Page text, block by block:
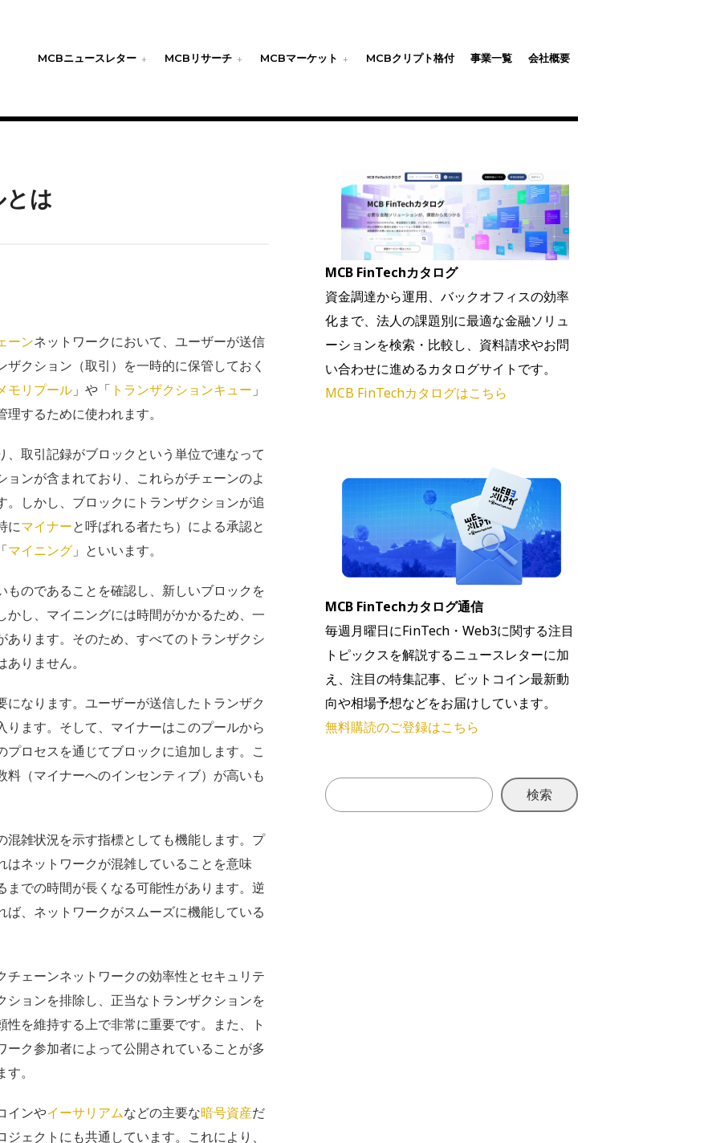
MCBニュースレター MCBリサーチ MCBマーケット MCBクリプト格付 事業一覧 会社概要
とは
ーンネットワークにおいて、ユーザーが送信
クション（取引）を一時的に保管しておく
モリプール 」や「 トランザクションキュー 」
するために使われます。
、取引記録がブロックという単位で連なって
ンが含まれており、これらがチェーンのよ
しかし、ブロックにトランザクションが追
にマイナーと呼ばれる者たち）による承認と
マイニング 」といいます。
のであることを確認し、新しいブロックを
し、マイニングには時間がかかるため、一
ります。そのため、すべてのトランザクシ
りません。
なります。ユーザーが送信したトランザク
ます。そして、マイナーはこのプールから
プロセスを通じてブロックに追加します。こ
（マイナーへのインセンティブ）が高いも
混雑状況を示す指標としても機能します。プ
ネットワークが混雑していることを意味
での時間が長くなる可能性があります。逆
、ネットワークがスムーズに機能している
チェーンネットワークの効率性とセキュリテ
ョンを排除し、正当なトランザクションを
を維持する上で非常に重要です。また、ト
ク参加者によって公開されていることが多
。
インやイーサリアムなどの主要な暗号資産だ
ェクトにも共通しています。これにより、
MCB FinTechカタログ
資金調達から運用、バックオフィスの効率
化まで、法人の課題別に最適な金融ソリュ
ーションを検索・比較し、資料請求やお問
い合わせに進めるカタログサイトです。
MCB FinTechカタログはこちら
MCB FinTechカタログ通信
毎週月曜日にFinTech・Web3に関する注目
トピックスを解説するニュースレターに加
え、注目の特集記事、ビットコイン最新動
向や相場予想などをお届けしています。
無料購読のご登録はこちら
検索